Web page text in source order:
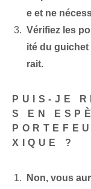
e et ne
Vérifiez les
ité du guichet
rait.
PUIS-JE
S EN
XIQUE ?
Non, vous